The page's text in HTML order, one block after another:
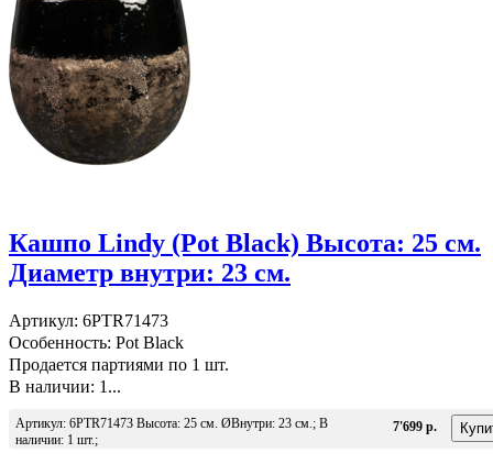
Кашпо Lindy (Pot Black) Высота: 25 см.
Диаметр внутри: 23 см.
Артикул: 6PTR71473
Особенность: Pot Black
Продается партиями по 1 шт.
В наличии: 1...
Артикул: 6PTR71473 Высота: 25 см. ØВнутри: 23 см.; В
наличии: 1 шт.;
7'699 р.